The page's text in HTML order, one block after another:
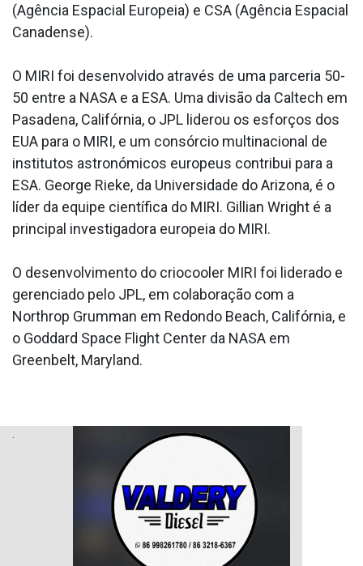
(Agência Espacial Europeia) e CSA (Agência Espacial
Canadense).
O MIRI foi desenvolvido através de uma parceria 50-
50 entre a NASA e a ESA. Uma divisão da Caltech em
Pasadena, Califórnia, o JPL liderou os esforços dos
EUA para o MIRI, e um consórcio multinacional de
institutos astronómicos europeus contribui para a
ESA. George Rieke, da Universidade do Arizona, é o
líder da equipe científica do MIRI. Gillian Wright é a
principal investigadora europeia do MIRI.
O desenvolvimento do criocooler MIRI foi liderado e
gerenciado pelo JPL, em colaboração com a
Northrop Grumman em Redondo Beach, Califórnia, e
o Goddard Space Flight Center da NASA em
Greenbelt, Maryland.